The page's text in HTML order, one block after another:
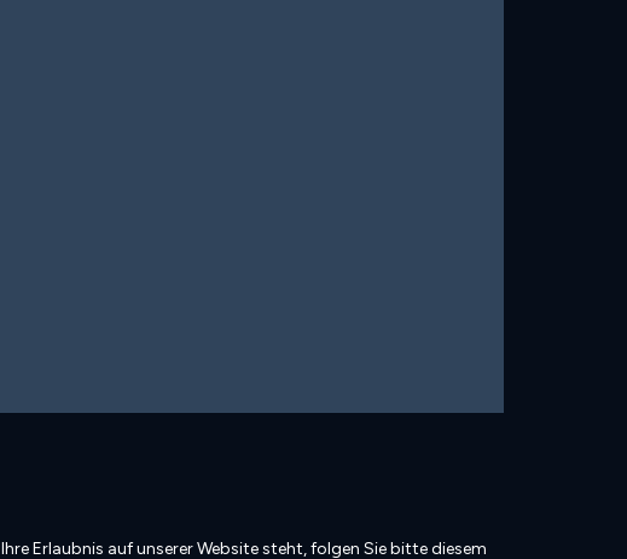
Erlaubnis auf unserer Website steht, folgen Sie bitte diesem